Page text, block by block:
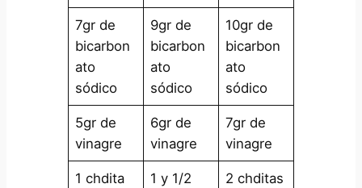
7gr de
bicarbon
ato
sódico
9gr de
bicarbon
ato
sódico
10gr de
bicarbon
ato
sódico
5gr de
vinagre
6gr de
vinagre
7gr de
vinagre
1 chdita
1 y 1/2
2 chditas